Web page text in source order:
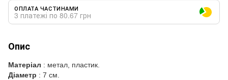
ОПЛАТА ЧАСТИНАМИ
3 платежі по 80.67 грн
Опис
Матеріал : метал, пластик.
Діаметр : 7 см.